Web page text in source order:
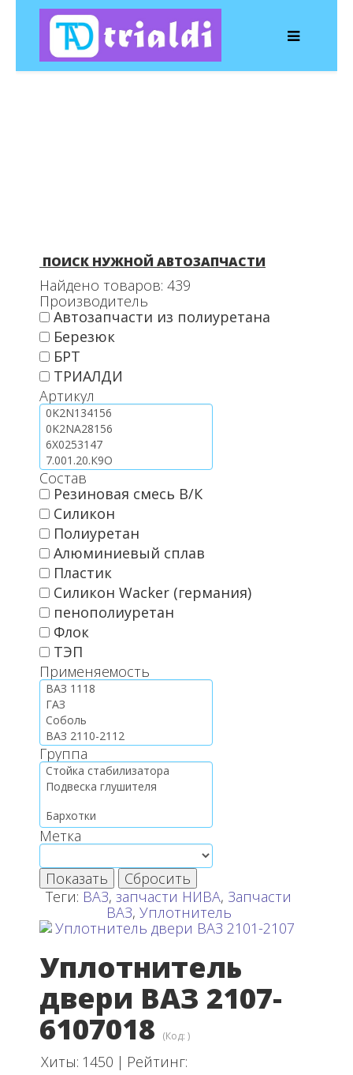
ПОИСК НУЖНОЙ АВТОЗАПЧАСТИ
Найдено товаров: 439
Производитель
Автозапчасти из полиуретана
Березюк
БРТ
ТРИАЛДИ
Артикул
Состав
Резиновая смесь В/К
Силикон
Полиуретан
Алюминиевый сплав
Пластик
Силикон Wacker (германия)
пенополиуретан
Флок
ТЭП
Применяемость
Группа
Метка
Показать
Сбросить
Теги: ВАЗ, запчасти НИВА, Запчасти
ВАЗ, Уплотнитель
Уплотнитель
двери ВАЗ 2107-
6107018 (Код: )
Хиты: 1450 | Рейтинг: